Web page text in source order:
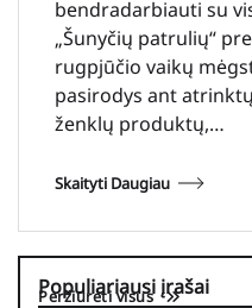
bendradarbiauti su
„Šunyčių patrulių“
rugpjūčio vaikų
pasirodys ant
ženklų produktų,…
Skaityti Daugiau
Populiariausi įrašai
Peržiūrėti visus